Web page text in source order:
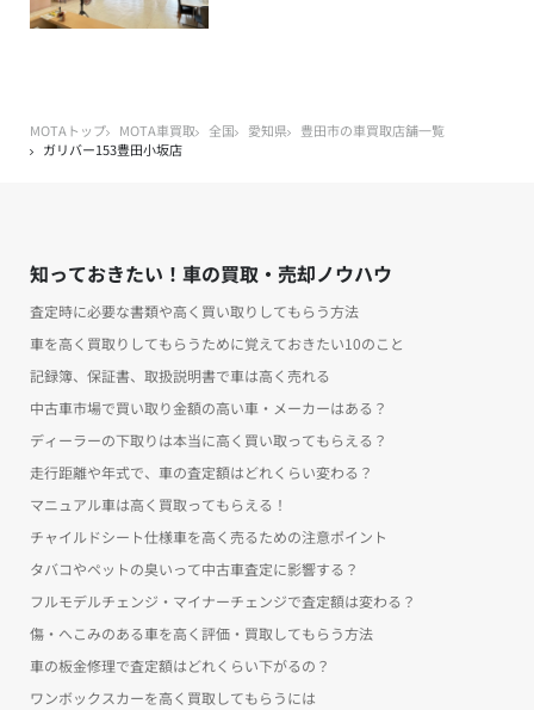
MOTAトップ MOTA車買取 全国 愛知県
豊田市の車買取店舗一覧
ガリバー153豊田小坂店
知っておきたい！車の買取・売却ノウハウ
査定時に必要な書類や高く買い取りしてもらう方法
車を高く買取りしてもらうために覚えておきたい10のこと
記録簿、保証書、取扱説明書で車は高く売れる
中古車市場で買い取り金額の高い車・メーカーはある？
ディーラーの下取りは本当に高く買い取ってもらえる？
走行距離や年式で、車の査定額はどれくらい変わる？
マニュアル車は高く買取ってもらえる！
チャイルドシート仕様車を高く売るための注意ポイント
タバコやペットの臭いって中古車査定に影響する？
フルモデルチェンジ・マイナーチェンジで査定額は変わる？
傷・へこみのある車を高く評価・買取してもらう方法
車の板金修理で査定額はどれくらい下がるの？
ワンボックスカーを高く買取してもらうには